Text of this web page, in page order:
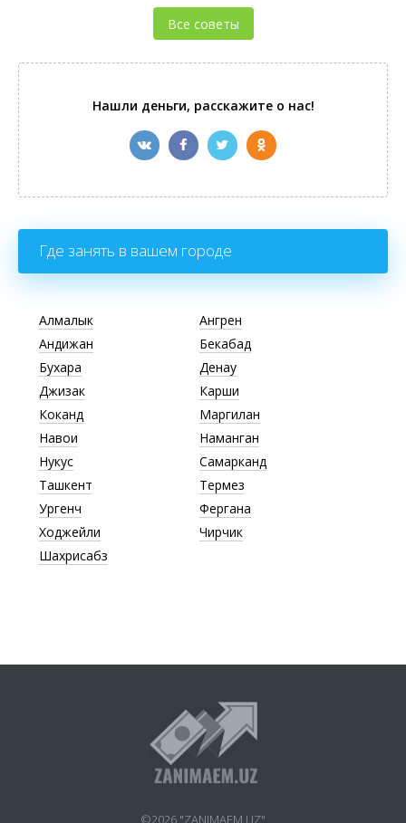
Все советы
Нашли деньги, расскажите о нас!
Где занять в вашем городе
Алмалык
Ангрен
Андижан
Бекабад
Бухара
Денау
Джизак
Карши
Коканд
Маргилан
Навои
Наманган
Нукус
Самарканд
Ташкент
Термез
Ургенч
Фергана
Ходжейли
Чирчик
Шахрисабз
©2026 "ZANIMAEM.UZ"